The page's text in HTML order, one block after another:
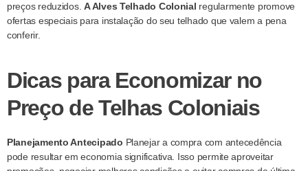
preços reduzidos.A Alves Telhado Colonial regularmente promove
ofertas especiais para instalação do seu telhado que valem a pena
conferir.
Dicas para Economizar no
Preço de Telhas Coloniais
Planejamento Antecipado Planejar a compra com antecedência
pode resultar em economia significativa. Isso permite aproveitar